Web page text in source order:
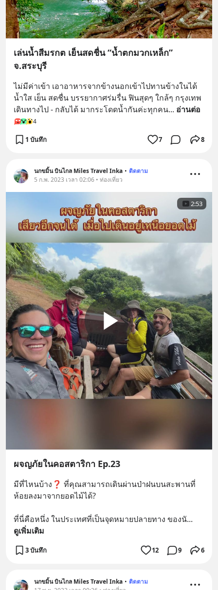
เล่นน้ำสีมรกต เย็นสดชื่น “น้ำตกมวกเหล็ก”
จ.สระบุรี
ไม่มีค่าเข้า เอาอาหารจากข้างนอกเข้าไปทานข้างในได้
น้ำใส เย็น สดชื่น บรรยากาศร่มรื่น ฟินสุดๆ ใกล้ๆ กรุงเทพ
เดินทางไป - กลับได้ มากระโดดน้ำกันค่ะทุกคน... อ่านต่อ
4
1 บันทึก 7 8
นกขมิ้น บินไกล Miles Travel Inka • ติดตาม
5 ก.พ. 2023 เวลา 02:06 • ท่องเที่ยว
2:53
ผจญภัยในคอสตาริกา Ep.23
มีที่ไหนบ้าง❓ ที่คุณสามารถเดินผ่านป่าฝนบนสะพานที่
ห้อยลงมาจากยอดไม้ได้?
ที่นี่คือหนึ่ง ในประเทศที่เป็นจุดหมายปลายทาง ของนั...
ดูเพิ่มเติม
3 บันทึก 12 9 6
นกขมิ้น บินไกล Miles Travel Inka • ติดตาม